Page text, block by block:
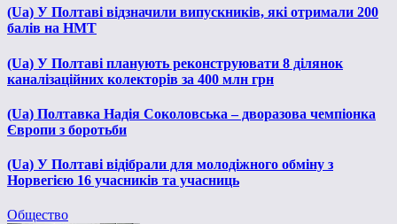
(Ua) У Полтаві відзначили випускників, які отримали 200
балів на НМТ
(Ua) У Полтаві планують реконструювати 8 ділянок
каналізаційних колекторів за 400 млн грн
(Ua) Полтавка Надія Соколовська – дворазова чемпіонка
Європи з боротьби
(Ua) У Полтаві відібрали для молодіжного обміну з
Норвегією 16 учасників та учасниць
Общество